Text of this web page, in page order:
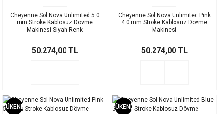
Cheyenne Sol Nova Unlimited 5.0
mm Stroke Kablosuz Dövme
Makinesi Siyah Renk
50.274,00 TL
Cheyenne Sol Nova Unlimited Pink
4.0 mm Stroke Kablosuz Dövme
Makinesi
50.274,00 TL
TÜKENDİ TÜKENDİ